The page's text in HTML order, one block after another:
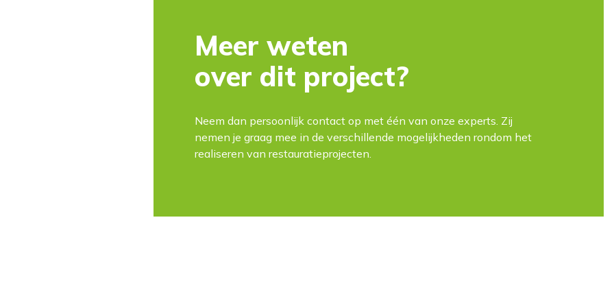
Meer weten
over dit project?
Neem dan persoonlijk contact op met één van onze experts. Zij
nemen je graag mee in de verschillende mogelijkheden rondom het
realiseren van restauratieprojecten.